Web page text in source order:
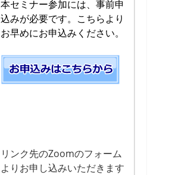
本セミナー参加には、事前申
込みが必要です。こちらより
お早めにお申込みください。
リンク先のZoomのフォーム
よりお申し込みいただきます